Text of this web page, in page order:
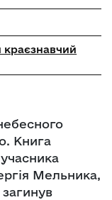
Книга
Мельника,